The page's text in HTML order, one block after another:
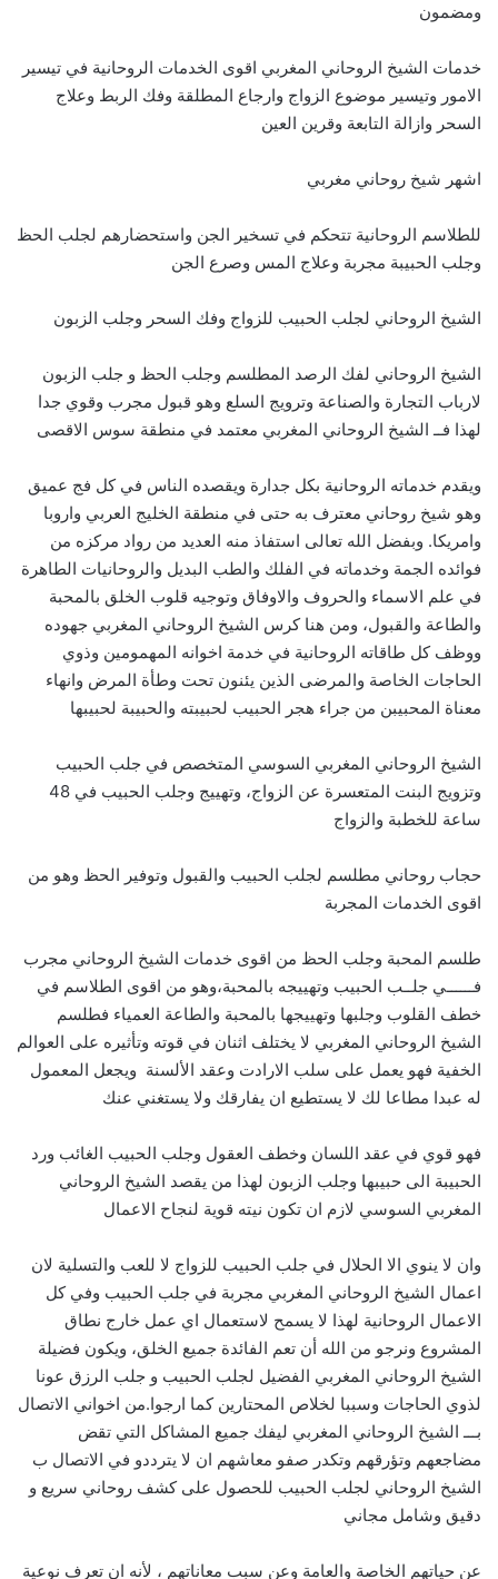
ومضمون
خدمات الشيخ الروحاني المغربي اقوى الخدمات الروحانية في تيسير
الامور وتيسير موضوع الزواج وارجاع المطلقة وفك الربط وعلاج
السحر وازالة التابعة وقرين العين
اشهر شيخ روحاني مغربي
للطلاسم الروحانية تتحكم في تسخير الجن واستحضارهم لجلب الحظ
وجلب الحبيبة مجربة وعلاج المس وصرع الجن
الشيخ الروحاني لجلب الحبيب للزواج وفك السحر وجلب الزبون
الشيخ الروحاني لفك الرصد المطلسم وجلب الحظ و جلب الزبون
لارباب التجارة والصناعة وترويج السلع وهو قبول مجرب وقوي جدا
لهذا فــ الشيخ الروحاني المغربي معتمد في منطقة سوس الاقصى
ويقدم خدماته الروحانية بكل جدارة ويقصده الناس في كل فج عميق
وهو شيخ روحاني معترف به حتى في منطقة الخليج العربي واروبا
وامريكا. وبفضل الله تعالى استفاذ منه العديد من رواد مركزه من
فوائده الجمة وخدماته في الفلك والطب البديل والروحانيات الطاهرة
في علم الاسماء والحروف والاوفاق وتوجيه قلوب الخلق بالمحبة
والطاعة والقبول، ومن هنا كرس الشيخ الروحاني المغربي جهوده
ووظف كل طاقاته الروحانية في خدمة اخوانه المهمومين وذوي
الحاجات الخاصة والمرضى الذين يئنون تحت وطأة المرض وانهاء
معناة المحبيبن من جراء هجر الحبيب لحبيبته والحبيبة لحبيبها
الشيخ الروحاني المغربي السوسي المتخصص في جلب الحبيب
وتزويج البنت المتعسرة عن الزواج، وتهييج وجلب الحبيب في 48
ساعة للخطبة والزواج
حجاب روحاني مطلسم لجلب الحبيب والقبول وتوفير الحظ وهو من
اقوى الخدمات المجربة
طلسم المحبة وجلب الحظ من اقوى خدمات الشيخ الروحاني مجرب
فــــــي جلــب الحبيب وتهييجه بالمحبة،وهو من اقوى الطلاسم في
خطف القلوب وجلبها وتهييجها بالمحبة والطاعة العمياء فطلسم
الشيخ الروحاني المغربي لا يختلف اثنان في قوته وتأثيره على العوالم
الخفية فهو يعمل على سلب الارادت وعقد الألسنة ويجعل المعمول
له عبدا مطاعا لك لا يستطيع ان يفارقك ولا يستغني عنك
فهو قوي في عقد اللسان وخطف العقول وجلب الحبيب الغائب ورد
الحبيبة الى حبيبها وجلب الزبون لهذا من يقصد الشيخ الروحاني
المغربي السوسي لازم ان تكون نيته قوية لنجاح الاعمال
وان لا ينوي الا الحلال في جلب الحبيب للزواج لا للعب والتسلية لان
اعمال الشيخ الروحاني المغربي مجربة في جلب الحبيب وفي كل
الاعمال الروحانية لهذا لا يسمح لاستعمال اي عمل خارج نطاق
المشروع ونرجو من الله أن تعم الفائدة جميع الخلق، ويكون فضيلة
الشيخ الروحاني المغربي الفضيل لجلب الحبيب و جلب الرزق عونا
لذوي الحاجات وسببا لخلاص المحتارين كما ارجوا.من اخواني الاتصال
بـــ الشيخ الروحاني المغربي ليفك جميع المشاكل التي تقض
مضاجعهم وتؤرقهم وتكدر صفو معاشهم ان لا يترددو في الاتصال ب
الشيخ الروحاني لجلب الحبيب للحصول على كشف روحاني سريع و
دقيق وشامل مجاني
عن حياتهم الخاصة والعامة وعن سبب معاناتهم ، لأنه ان تعرف نوعية